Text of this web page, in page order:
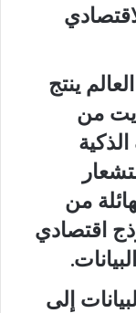
ينتج
تيرابايت من
من
اقتصادي
إلى